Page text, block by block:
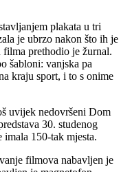
plakata u tri
je ubrzo nakon što ih je
prethodio je žurnal.
šabloni: vanjska pa
kraju sport, i to s onime
uvijek nedovršeni Dom
30. studenog
150-tak mjesta.
filmova nabavljen je